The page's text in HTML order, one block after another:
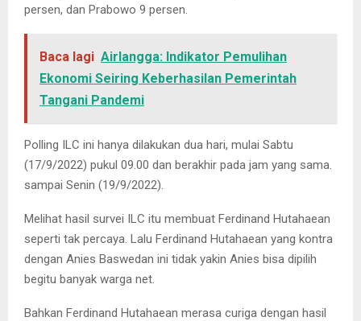
persen, dan Prabowo 9 persen.
Baca lagi Airlangga: Indikator Pemulihan
Ekonomi Seiring Keberhasilan Pemerintah
Tangani Pandemi
Polling ILC ini hanya dilakukan dua hari, mulai Sabtu
(17/9/2022) pukul 09.00 dan berakhir pada jam yang sama.
sampai Senin (19/9/2022).
Melihat hasil survei ILC itu membuat Ferdinand Hutahaean
seperti tak percaya. Lalu Ferdinand Hutahaean yang kontra
dengan Anies Baswedan ini tidak yakin Anies bisa dipilih
begitu banyak warga net.
Bahkan Ferdinand Hutahaean merasa curiga dengan hasil